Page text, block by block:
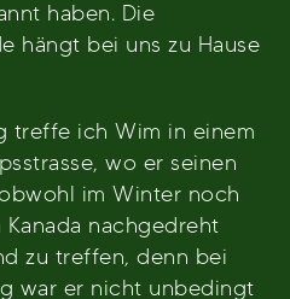
haben. Die
hängt bei uns zu Hause
treffe ich Wim in einem
wo er seinen
im Winter noch
nachgedreht
zu treffen, denn bei
war er nicht unbedingt